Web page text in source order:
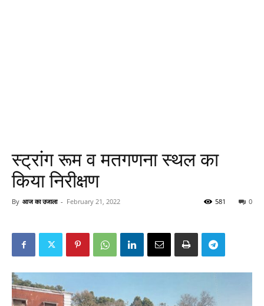
स्ट्रांग रूम व मतगणना स्थल का
किया निरीक्षण
By आज का उजाला - February 21, 2022 0
581